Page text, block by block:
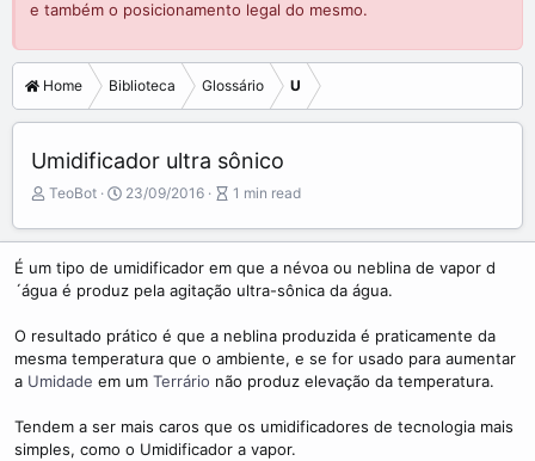
e também o posicionamento legal do mesmo.
Home Biblioteca Glossário U
Umidificador ultra sônico
A
t
r
TeoBot
P
b
i
s
d
a
t
23/09/2016
A
t
c
r
e
a
i
1 min read
É um tipo de umidificador em que a névoa ou neblina de vapor d
´água é produz pela agitação ultra-sônica da água.
O resultado prático é que a neblina produzida é praticamente da
mesma temperatura que o ambiente, e se for usado para aumentar
a Umidade em um Terrário não produz elevação da temperatura.
Tendem a ser mais caros que os umidificadores de tecnologia mais
simples, como o Umidificador a vapor.